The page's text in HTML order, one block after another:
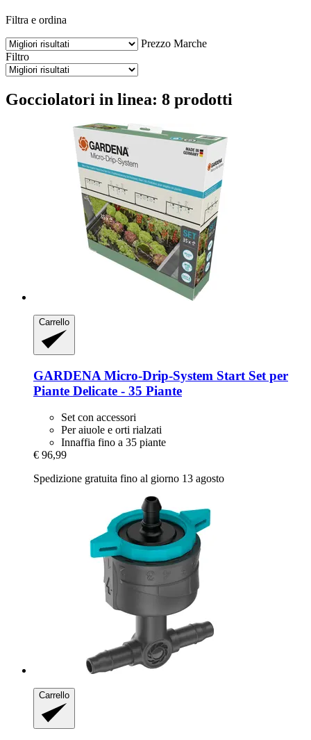
Filtra e ordina
Prezzo Marche
Filtro
Gocciolatori in linea: 8 prodotti
Carrello
GARDENA Micro-​Drip-​System Start Set per
Piante Delicate -​ 35 Piante
Set con accessori
Per aiuole e orti rialzati
Innaffia fino a 35 piante
€ 96,99
Spedizione gratuita fino al giorno 13 agosto
Carrello